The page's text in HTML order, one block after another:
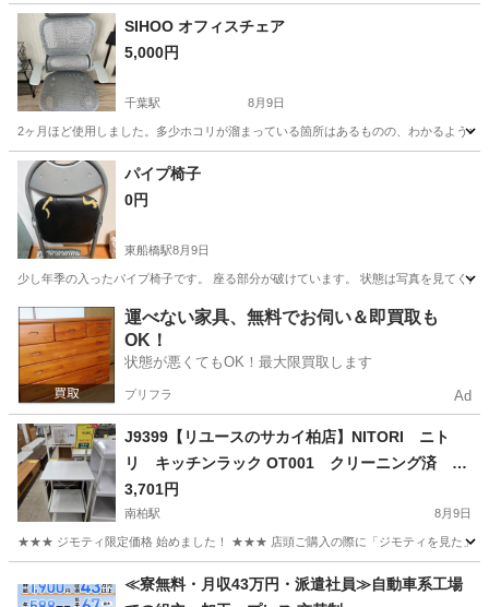
千葉 千葉市
SIHOO オフィスチェア
5,000円
千葉駅 8月9日
2ヶ月ほど使用しました。多少ホコリが溜まっている箇所はあるものの、わかるよう
千葉 千葉市 千葉駅
パイプ椅子
0円
東船橋駅8月9日
少し年季の入ったパイプ椅子です。 座る部分が破けています。 状態は写真を見てく
千葉 船橋市 東船橋駅 椅子 パイプ椅子
運べない家具、無料でお伺い＆即買取も
OK！
状態が悪くてもOK！最大限買取します
プリフラ Ad
J9399【リユースのサカイ柏店】NITORI ニト
リ キッチンラック OT001 クリーニング済 参
考価格7,990円
3,701円
南柏駅 8月9日
★★★ ジモティ限定価格 始めました！ ★★★ 店頭ご購入の際に「ジモティを見た」と
南柏駅 収納家具 サカイ
≪寮無料・月収43万円・派遣社員≫自動車系工場